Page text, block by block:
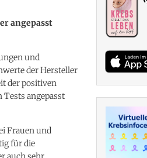
angepasst
und
der Hersteller
der positiven
Tests angepasst
Frauen und
für die